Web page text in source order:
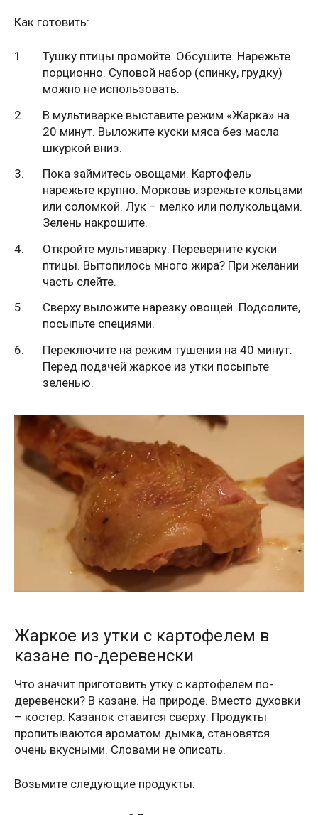
Как готовить:
Тушку птицы промойте. Обсушите. Нарежьте
порционно. Суповой набор (спинку, грудку)
можно не использовать.
В мультиварке выставите режим «Жарка» на
20 минут. Выложите куски мяса без масла
шкуркой вниз.
Пока займитесь овощами. Картофель
нарежьте крупно. Морковь изрежьте кольцами
или соломкой. Лук – мелко или полукольцами.
Зелень накрошите.
Откройте мультиварку. Переверните куски
птицы. Вытопилось много жира? При желании
часть слейте.
Сверху выложите нарезку овощей. Подсолите,
посыпьте специями.
Переключите на режим тушения на 40 минут.
Перед подачей жаркое из утки посыпьте
зеленью.
Жаркое из утки с картофелем в
казане по-деревенски
Что значит приготовить утку с картофелем по-
деревенски? В казане. На природе. Вместо духовки
– костер. Казанок ставится сверху. Продукты
пропитываются ароматом дымка, становятся
очень вкусными. Словами не описать.
Возьмите следующие продукты: